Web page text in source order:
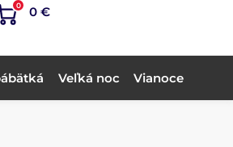
0 0 €
Veľká noc Vianoce